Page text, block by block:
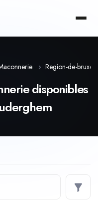
Region-de-
disponibles